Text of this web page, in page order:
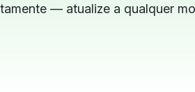
— atualize a qualquer